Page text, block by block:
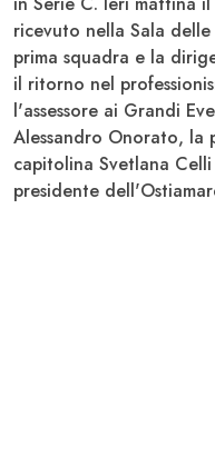
ricevuto nella Sala
prima squadra e la
il ritorno nel
l'assessore ai Grandi
Alessandro Onorato, la
capitolina Svetlana Celli
presidente